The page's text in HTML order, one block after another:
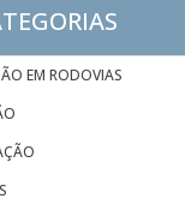
EM RODOVIAS